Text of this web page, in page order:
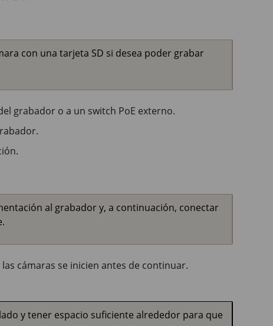
con una tarjeta SD si desea poder grabar
grabador o a un switch PoE externo.
al grabador y, a continuación, conectar
cámaras se inicien antes de continuar.
y tener espacio suficiente alrededor para que